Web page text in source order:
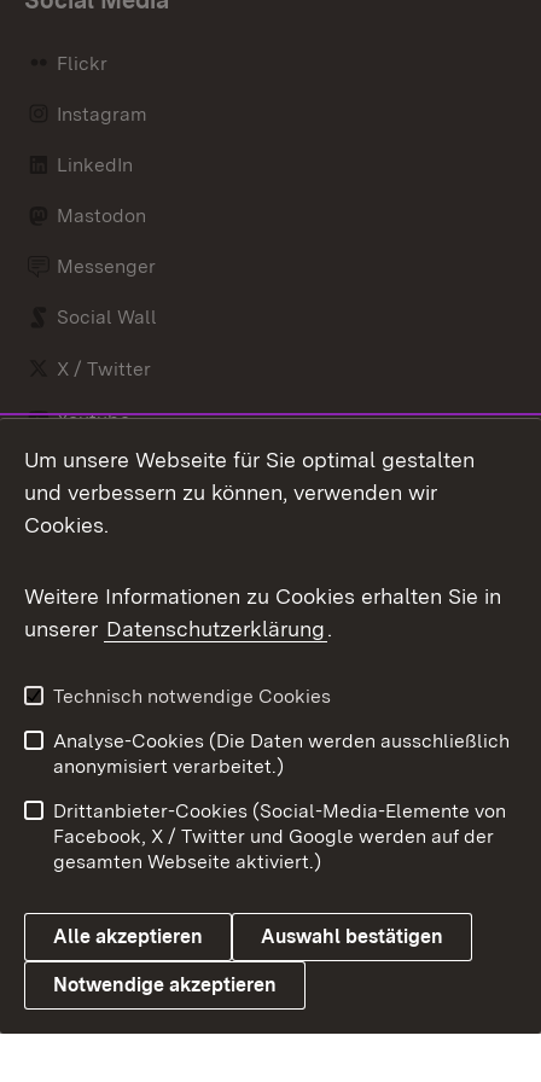
Flickr
Instagram
LinkedIn
Mastodon
Messenger
Social Wall
X / Twitter
Youtube
Link zum Landesportal
Impressum
Datenschutz
Cookies
Um unsere Webseite für Sie optimal gestalten
und verbessern zu können, verwenden wir
Cookies.
Weitere Informationen zu Cookies erhalten Sie in
unserer Datenschutzerklärung.
Technisch notwendige Cookies
Analyse-Cookies (Die Daten werden ausschließlich
anonymisiert verarbeitet.)
Drittanbieter-Cookies (Social-Media-Elemente von
Facebook, X / Twitter und Google werden auf der
gesamten Webseite aktiviert.)
Alle akzeptieren Auswahl bestätigen
Notwendige akzeptieren